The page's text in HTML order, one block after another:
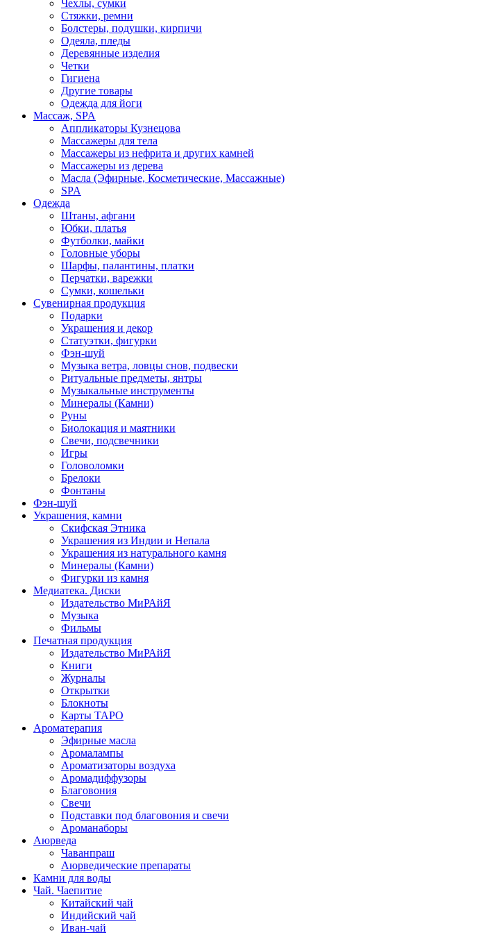
Чехлы, сумки
Стяжки, ремни
Болстеры, подушки, кирпичи
Одеяла, пледы
Деревянные изделия
Четки
Гигиена
Другие товары
Одежда для йоги
Массаж, SPA
Аппликаторы Кузнецова
Массажеры для тела
Массажеры из нефрита и других камней
Массажеры из дерева
Масла (Эфирные, Косметические, Массажные)
SPA
Одежда
Штаны, афгани
Юбки, платья
Футболки, майки
Головные уборы
Шарфы, палантины, платки
Перчатки, варежки
Сумки, кошельки
Сувенирная продукция
Подарки
Украшения и декор
Статуэтки, фигурки
Фэн-шуй
Музыка ветра, ловцы снов, подвески
Ритуальные предметы, янтры
Музыкальные инструменты
Минералы (Камни)
Руны
Биолокация и маятники
Свечи, подсвечники
Игры
Головоломки
Брелоки
Фонтаны
Фэн-шуй
Украшения, камни
Скифская Этника
Украшения из Индии и Непала
Украшения из натурального камня
Минералы (Камни)
Фигурки из камня
Медиатека. Диски
Издательство МиРАйЯ
Музыка
Фильмы
Печатная продукция
Издательство МиРАйЯ
Книги
Журналы
Открытки
Блокноты
Карты ТАРО
Ароматерапия
Эфирные масла
Аромалампы
Ароматизаторы воздуха
Аромадиффузоры
Благовония
Свечи
Подставки под благовония и свечи
Ароманаборы
Аюрведа
Чаванпраш
Аюрведические препараты
Камни для воды
Чай. Чаепитие
Китайский чай
Индийский чай
Иван-чай